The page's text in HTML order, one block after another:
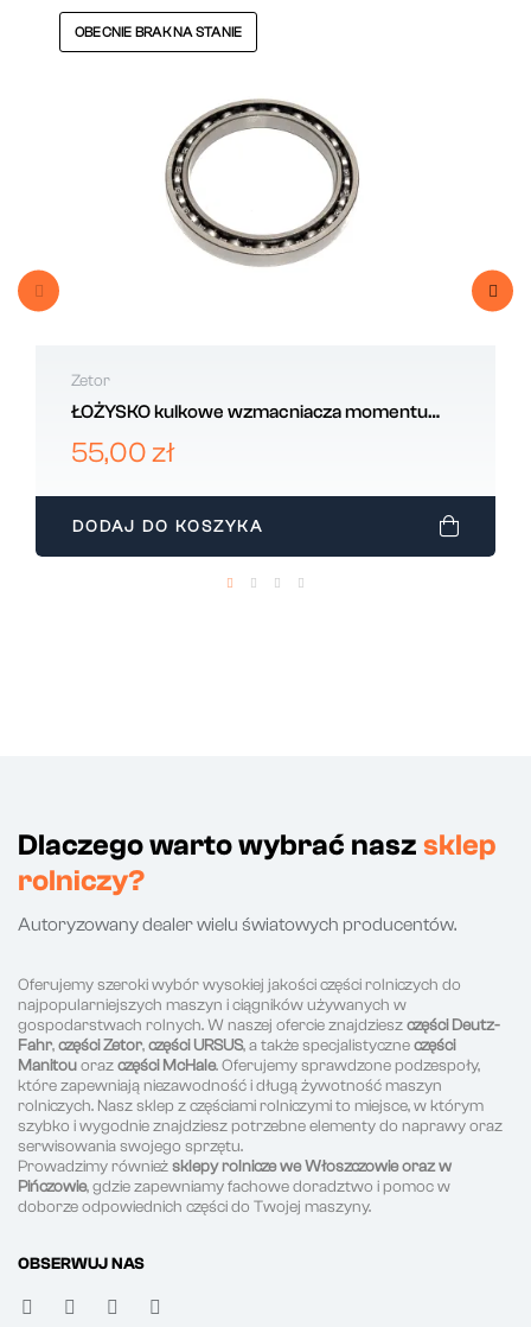
OBECNIE BRAK NA STANIE
Zetor
ŁOŻYSKO kulkowe wzmacniacza momentu
ZETOR 971026
55,00 zł
DODAJ DO KOSZYKA
Dlaczego warto wybrać nasz sklep
rolniczy?
Autoryzowany dealer wielu światowych producentów.
Oferujemy szeroki wybór wysokiej jakości części rolniczych do
najpopularniejszych maszyn i ciągników używanych w
gospodarstwach rolnych. W naszej ofercie znajdzieszczęści Deutz-
Fahr,części Zetor,części URSUS, a także specjalistyczneczęści
Manitouorazczęści McHale. Oferujemy sprawdzone podzespoły,
które zapewniają niezawodność i długą żywotność maszyn
rolniczych. Nasz sklep z częściami rolniczymi to miejsce, w którym
szybko i wygodnie znajdziesz potrzebne elementy do naprawy oraz
serwisowania swojego sprzętu.
Prowadzimy równieżsklepy rolnicze we Włoszczowie oraz w
Pińczowie, gdzie zapewniamy fachowe doradztwo i pomoc w
doborze odpowiednich części do Twojej maszyny.
OBSERWUJ NAS